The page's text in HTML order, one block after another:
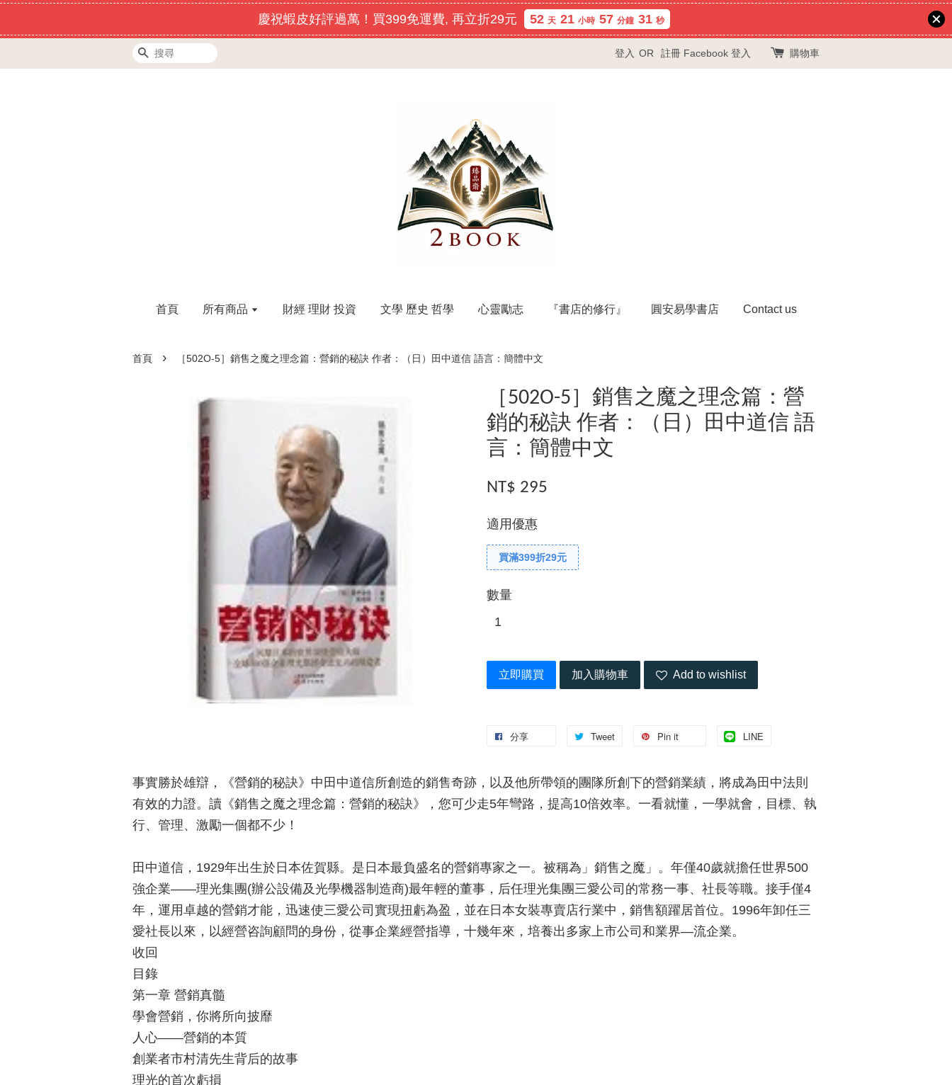
慶祝蝦皮好評過萬！買399免運費, 再立折29元 52 天 21 小時 57 分鐘 30 秒
搜尋 登入 OR 註冊 Facebook 登入 購物車
首頁 所有商品 財經 理財 投資 文學 歷史 哲學 心靈勵志 『書店的修行』 圓安易學書店 Contact us
首頁 › ［502O-5］銷售之魔之理念篇：營銷的秘訣 作者：（日）田中道信 語言：簡體中文
［502O-5］銷售之魔之理念篇：營
銷的秘訣 作者：（日）田中道信 語
言：簡體中文
NT$ 295
適用優惠
買滿399折29元
數量
立即購買 加入購物車 Add to wishlist
分享 Tweet Pin it LINE
事實勝於雄辯，《營銷的秘訣》中田中道信所創造的銷售奇跡，以及他所帶領的團隊所創下的營銷業績，將成為田中法則
有效的力證。讀《銷售之魔之理念篇：營銷的秘訣》，您可少走5年彎路，提高10倍效率。一看就懂，一學就會，目標、執
行、管理、激勵一個都不少！
田中道信，1929年出生於日本佐賀縣。是日本最負盛名的營銷專家之一。被稱為」銷售之魔」。年僅40歲就擔任世界500
強企業——理光集團(辦公設備及光學機器制造商)最年輕的董事，后任理光集團三愛公司的常務一事、社長等職。接手僅4
年，運用卓越的營銷才能，迅速使三愛公司實現扭虧為盈，並在日本女裝專賣店行業中，銷售額躍居首位。1996年卸任三
愛社長以來，以經營咨詢顧問的身份，從事企業經營指導，十幾年來，培養出多家上市公司和業界—流企業。
收回
目錄
第一章 營銷真髓
學會營銷，你將所向披靡
人心——營銷的本質
創業者市村清先生背后的故事
理光的首次虧損